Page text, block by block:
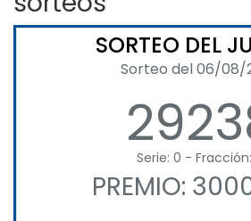
SORTEO DEL
Sorteo del 06/08/
Serie: 0 -
PREMIO: